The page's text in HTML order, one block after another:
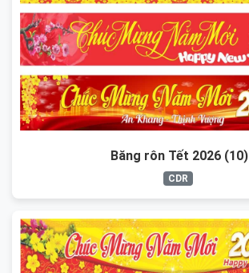
Băng rôn Tết 2026 (10)
CDR